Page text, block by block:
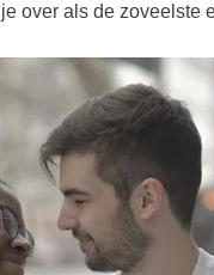
over als de zoveelste